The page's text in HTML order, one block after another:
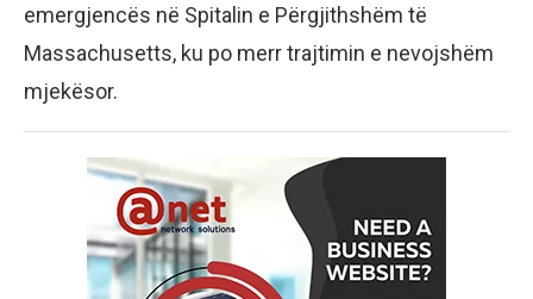
emergjencës në Spitalin e Përgjithshëm të
Massachusetts, ku po merr trajtimin e nevojshëm
mjekësor.